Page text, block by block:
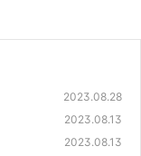
2023.08.28
2023.08.13
2023.08.13